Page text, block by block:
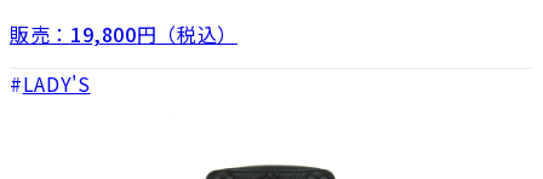
販売： 19,800円（税込）
LADY'S